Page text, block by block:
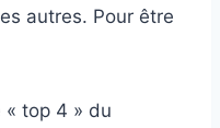
autres. Pour être
« top 4 » du